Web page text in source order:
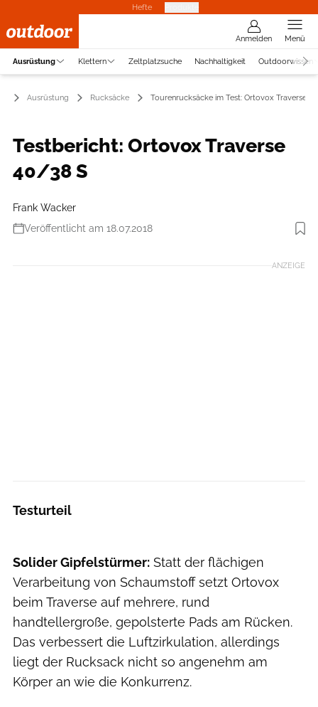
Hefte
Anmelden Menü
Ausrüstung Klettern Zeltplatzsuche Nachhaltigkeit Outdoorwissen
Ausrüstung Rucksäcke Tourenrucksäcke im Test: Ortovox Traverse
Testbericht: Ortovox Traverse
40/38 S
Frank Wacker
Veröffentlicht am 18.07.2018
Foto: Hersteller
ANZEIGE
Testurteil
Solider Gipfelstürmer: Statt der flächigen
Verarbeitung von Schaumstoff setzt Ortovox
beim Traverse auf mehrere, rund
handtellergroße, gepolsterte Pads am Rücken.
Das verbessert die Luftzirkulation, allerdings
liegt der Rucksack nicht so angenehm am
Körper an wie die Konkurrenz.